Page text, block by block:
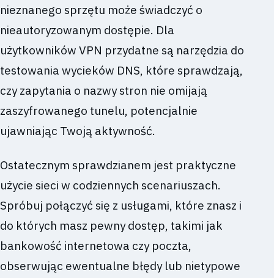
nieznanego sprzętu może świadczyć o
nieautoryzowanym dostępie. Dla
użytkowników VPN przydatne są narzędzia do
testowania wycieków DNS, które sprawdzają,
czy zapytania o nazwy stron nie omijają
zaszyfrowanego tunelu, potencjalnie
ujawniając Twoją aktywność.
Ostatecznym sprawdzianem jest praktyczne
użycie sieci w codziennych scenariuszach.
Spróbuj połączyć się z usługami, które znasz i
do których masz pewny dostęp, takimi jak
bankowość internetowa czy poczta,
obserwując ewentualne błędy lub nietypowe